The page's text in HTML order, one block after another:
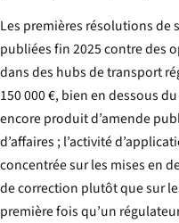
Les premières résolutions de
publiées fin 2025 contre des
dans des hubs de transport
150 000 €, bien en dessous
encore produit d’amende
d’affaires ; l’activité
concentrée sur les mises en
de correction plutôt que sur
première fois qu’un